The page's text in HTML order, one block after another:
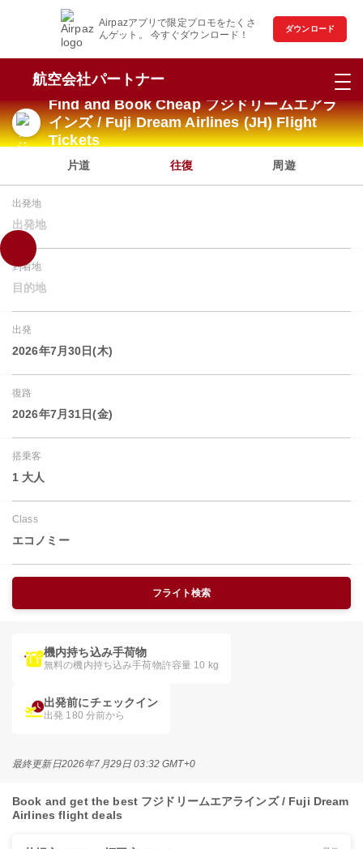
Airpazアプリで限定プロモをたくさ
んゲット。 今すぐダウンロード！
ダウンロード
航空会社パートナー
Find and Book Cheap フジドリームエアラ
インズ / Fuji Dream Airlines (JH) Flight
Tickets
片道 往復 周遊
出発地
出発地
到着地
目的地
出発
2026年7月30日(木)
復路
2026年7月31日(金)
搭乗客
1 大人
Class
エコノミー
フライト検索
機内持ち込み手荷物
無料の機内持ち込み手荷物許容量 10 kg
出発前にチェックイン
出発 180 分前から
最終更新日2026年7月29日 03:32 GMT+0
Book and get the best フジドリームエアラインズ / Fuji Dream
Airlines flight deals